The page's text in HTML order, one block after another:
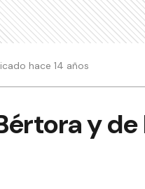
hace 14 años
y de